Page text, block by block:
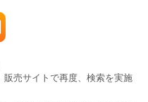
売サイトで再度、検索を実施